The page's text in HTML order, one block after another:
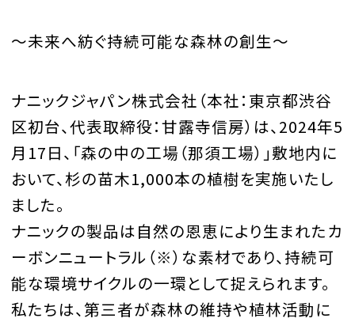
～未来へ紡ぐ持続可能な森林の創生～
ナニックジャパン株式会社（本社：東京都渋谷
区初台、代表取締役：甘露寺信房）は、2024年5
月17日、「森の中の工場（那須工場）」敷地内に
おいて、杉の苗木1,000本の植樹を実施いたし
ました。
ナニックの製品は自然の恩恵により生まれたカ
ーボンニュートラル（※）な素材であり、持続可
能な環境サイクルの一環として捉えられます。
私たちは、第三者が森林の維持や植林活動に